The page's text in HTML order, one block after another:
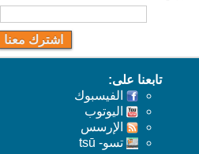
تابعنا على:
الفيسبوك
اليوتوب
اﻹرسس
تسو- tsū